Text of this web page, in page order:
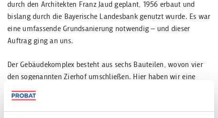
durch den Architekten Franz Jaud geplant, 1956 erbaut und
bislang durch die Bayerische Landesbank genutzt wurde. Es war
eine umfassende Grundsanierung notwendig – und dieser
Auftrag ging an uns.
Der Gebäudekomplex besteht aus sechs Bauteilen, wovon vier
den sogenannten Zierhof umschließen. Hier haben wir eine
Tiefgarage errichtet, deren Einfahrt durch den Bestandsbau
geführt werden musste. Um die Statik zu erhalten, haben
unsere Experten mittels aufwändiger Stahlbaukonstruktionen